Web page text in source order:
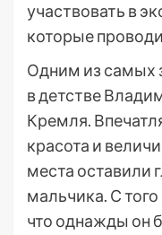
участвовать в
которые
Одним из самых
в детстве
Кремля.
красота и
места оставили
мальчика. С
что однажды он